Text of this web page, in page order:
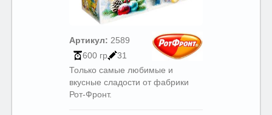
Артикул: 2589
600 гр
31
Только самые любимые и
вкусные сладости от фабрики
Рот-Фронт.